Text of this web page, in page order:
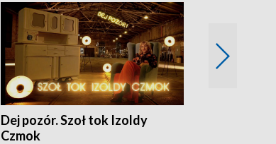
Dej pozór. Szoł tok Izoldy
Czmok